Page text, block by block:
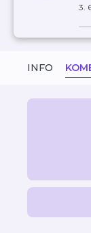
3.
INFO